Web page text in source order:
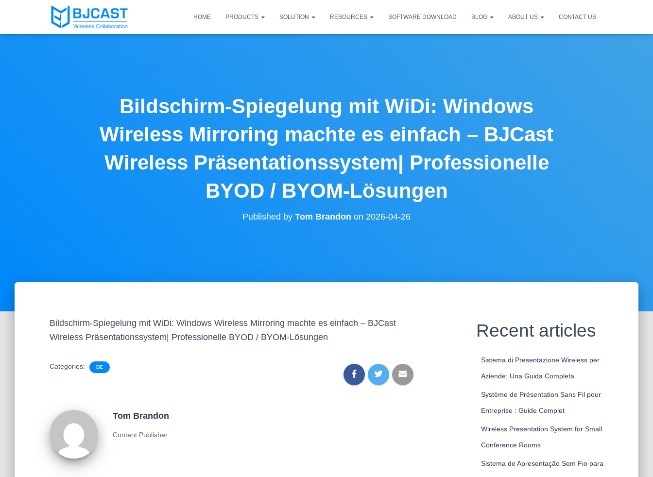
HOME PRODUCTS SOLUTION RESOURCES SOFTWARE DOWNLOAD BLOG ABOUT US CONTACT US
Bildschirm-Spiegelung mit WiDi: Windows
Wireless Mirroring machte es einfach – BJCast
Wireless Präsentationssystem| Professionelle
BYOD / BYOM-Lösungen
Published by Tom Brandon on 2026-04-26
Bildschirm-Spiegelung mit WiDi: Windows Wireless Mirroring machte es einfach – BJCast
Wireless Präsentationssystem| Professionelle BYOD / BYOM-Lösungen
Categories: DE
Tom Brandon
Content Publisher
Recent articles
Sistema di Presentazione Wireless per
Aziende: Una Guida Completa
Système de Présentation Sans Fil pour
Entreprise : Guide Complet
Wireless Presentation System for Small
Conference Rooms
Sistema de Apresentação Sem Fio para